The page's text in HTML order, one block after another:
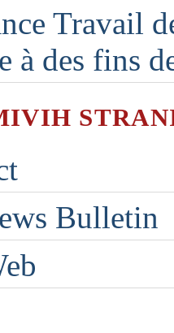
Travail
à des fins
Bulletin